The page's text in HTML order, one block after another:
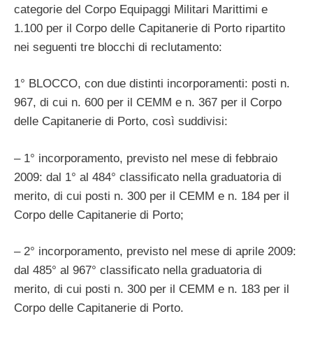
categorie del Corpo Equipaggi Militari Marittimi e
1.100 per il Corpo delle Capitanerie di Porto ripartito
nei seguenti tre blocchi di reclutamento:
1° BLOCCO, con due distinti incorporamenti: posti n.
967, di cui n. 600 per il CEMM e n. 367 per il Corpo
delle Capitanerie di Porto, così suddivisi:
– 1° incorporamento, previsto nel mese di febbraio
2009: dal 1° al 484° classificato nella graduatoria di
merito, di cui posti n. 300 per il CEMM e n. 184 per il
Corpo delle Capitanerie di Porto;
– 2° incorporamento, previsto nel mese di aprile 2009:
dal 485° al 967° classificato nella graduatoria di
merito, di cui posti n. 300 per il CEMM e n. 183 per il
Corpo delle Capitanerie di Porto.